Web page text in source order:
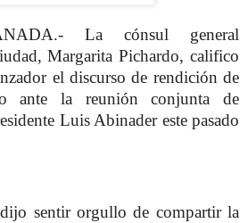
La cónsul general
Margarita Pichardo, califico
el discurso de rendición de
ante la reunión conjunta de
Luis Abinader este pasado
sentir orgullo de compartir la